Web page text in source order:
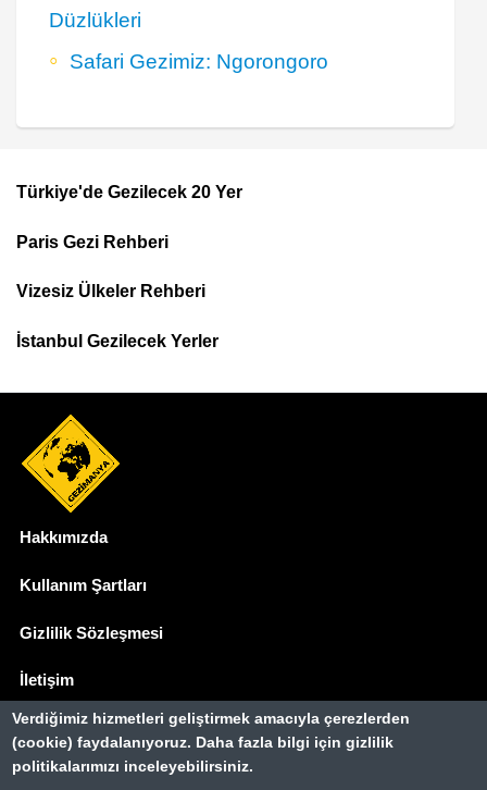
Düzlükleri
Safari Gezimiz: Ngorongoro
Top
Menu
Türkiye'de Gezilecek 20 Yer
Paris Gezi Rehberi
Vizesiz Ülkeler Rehberi
İstanbul Gezilecek Yerler
Hakkımızda
Kullanım Şartları
Gizlilik Sözleşmesi
İletişim
Basında Biz
Gezimanya Turizm, TÜRSAB'a kayıtlı bir
Verdiğimiz hizmetleri geliştirmek amacıyla çerezlerden
(cookie) faydalanıyoruz. Daha fazla bilgi için gizlilik
politikalarımızı inceleyebilirsiniz.